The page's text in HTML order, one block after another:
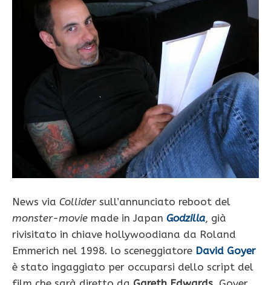
News via Collidersull’annunciato reboot del
monster-movie made in Japan Godzilla, già
rivisitato in chiave hollywoodiana da Roland
Emmerich nel 1998. lo sceneggiatore David Goyer
è stato ingaggiato per occuparsi dello script del